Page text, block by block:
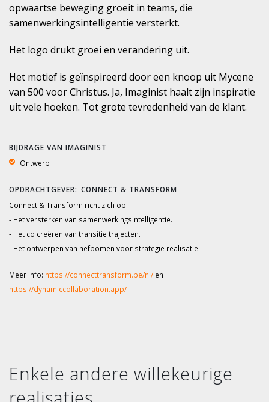
opwaartse beweging groeit in teams, die
samenwerkingsintelligentie versterkt.
Het logo drukt groei en verandering uit.
Het motief is geïnspireerd door een knoop uit Mycene
van 500 voor Christus. Ja, Imaginist haalt zijn inspiratie
uit vele hoeken. Tot grote tevredenheid van de klant.
BIJDRAGE VAN IMAGINIST
Ontwerp
CONNECT & TRANSFORM
Connect & Transform richt zich op
- Het versterken van samenwerkingsintelligentie.
- Het co creëren van transitie trajecten.
- Het ontwerpen van hefbomen voor strategie realisatie.
Meer info: https://connecttransform.be/nl/ en
https://dynamiccollaboration.app/
Enkele andere willekeurige